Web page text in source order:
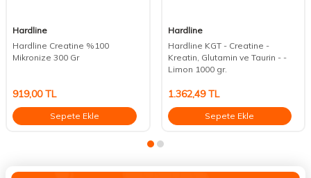
Hardline
Hardline Creatine %100
Mikronize 300 Gr
919,00TL
Sepete Ekle
Hardline
Hardline KGT - Creatine -
Kreatin, Glutamin ve Taurin - -
Limon 1000 gr.
1.362,49TL
Sepete Ekle